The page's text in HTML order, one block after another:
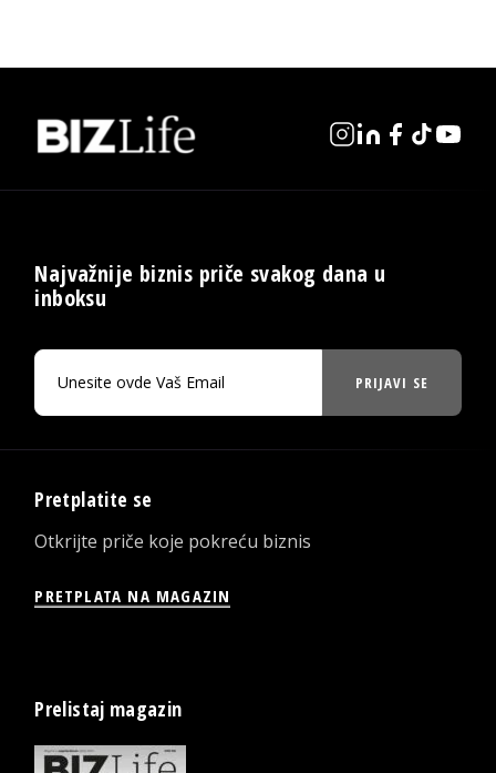
Najvažnije biznis priče svakog dana u
inboksu
PRIJAVI SE
Pretplatite se
Otkrijte priče koje pokreću biznis
PRETPLATA NA MAGAZIN
Prelistaj magazin